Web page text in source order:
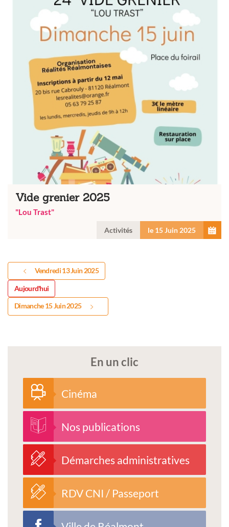
Vide grenier 2025
"Lou Trast"
Activités le 15 Juin 2025
Vendredi 13 Juin 2025
Aujourd'hui
Dimanche 15 Juin 2025
En un clic
Cinéma
Nos publications
Démarches administratives
RDV CNI / Passeport